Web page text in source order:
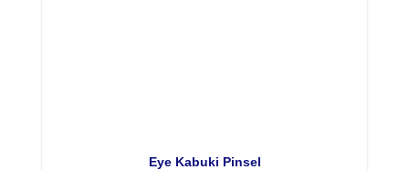
Eye Kabuki Pinsel